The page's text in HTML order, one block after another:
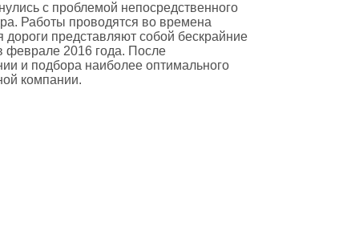
с проблемой непосредственного
Работы проводятся во времена
дороги представляют собой бескрайние
феврале 2016 года. После
и подбора наиболее оптимального
компании.